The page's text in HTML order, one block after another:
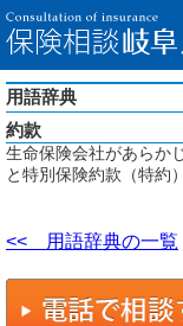
用語辞典
約款
生命保険会社があらか
と特別保険約款（特約
<< 用語辞典の一覧